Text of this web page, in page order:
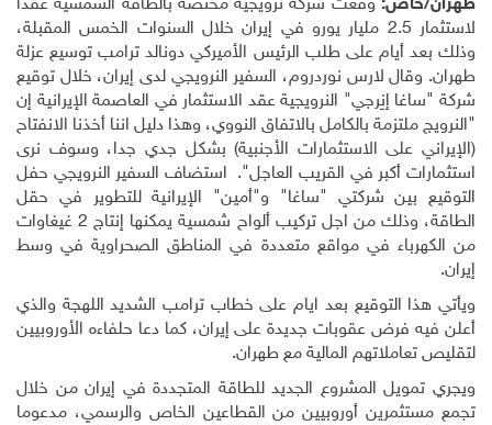
طهران/خاص: وقعت شركة نرويجية مختصة بالطاقة الشمسية عقدا
لاستثمار 2.5 مليار يورو في إيران خلال السنوات الخمس المقبلة،
وذلك بعد أيام على طلب الرئيس الأميركي دونالد ترامب توسيع عزلة
طهران. وقال لارس نوردروم، السفير النرويجي لدى إيران، خلال توقيع
شركة "ساغا إنِرجي" النرويجية عقد الاستثمار في العاصمة الإيرانية إن
"النرويج ملتزمة بالكامل بالاتفاق النووي، وهذا دليل اننا أخذنا الانفتاح
(الإيراني على الاستثمارات الأجنبية) بشكل جدي جدا، وسوف نرى
استثمارات أكبر في القريب العاجل". استضاف السفير النرويجي حفل
التوقيع بين شركتي "ساغا" و"أمين" الإيرانية للتطوير في حقل
الطاقة، وذلك من اجل تركيب ألواح شمسية يمكنها إنتاج 2 غيغاوات
من الكهرباء في مواقع متعددة في المناطق الصحراوية في وسط
إيران.
ويأتي هذا التوقيع بعد ايام على خطاب ترامب الشديد اللهجة والذي
أعلن فيه فرض عقوبات جديدة على إيران، كما دعا حلفاءه الأوروبيين
لتقليص تعاملاتهم المالية مع طهران.
ويجري تمويل المشروع الجديد للطاقة المتجددة في إيران من خلال
تجمع مستثمرين أوروبيين من القطاعين الخاص والرسمي، مدعوما